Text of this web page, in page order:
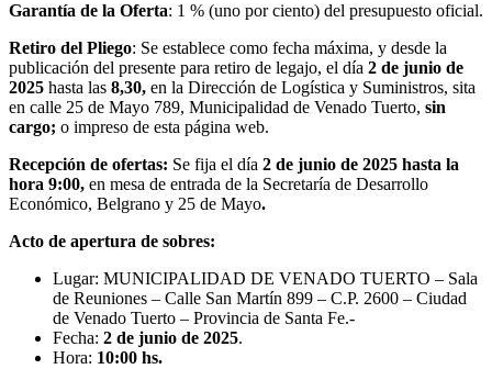
Garantía de la Oferta: 1 % (uno por ciento) del presupuesto oficial.
Retiro del Pliego: Se establece como fecha máxima, y desde la
publicación del presente para retiro de legajo, el día 2 de junio de
2025 hasta las 8,30, en la Dirección de Logística y Suministros, sita
en calle 25 de Mayo 789, Municipalidad de Venado Tuerto, sin
cargo; o impreso de esta página web.
Recepción de ofertas: Se fija el día 2 de junio de 2025 hasta la
hora 9:00, en mesa de entrada de la Secretaría de Desarrollo
Económico, Belgrano y 25 de Mayo.
Acto de apertura de sobres:
Lugar: MUNICIPALIDAD DE VENADO TUERTO – Sala
de Reuniones – Calle San Martín 899 – C.P. 2600 – Ciudad
de Venado Tuerto – Provincia de Santa Fe.-
Fecha: 2 de junio de 2025.
Hora: 10:00 hs.